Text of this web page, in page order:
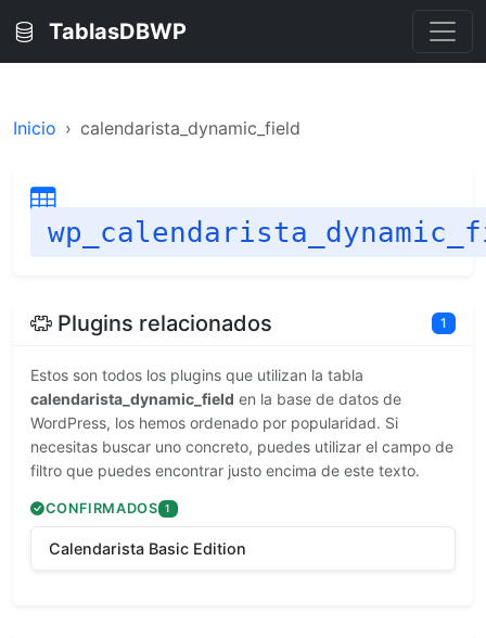
TablasDBWP
Inicio calendarista_dynamic_field
Plugins relacionados 1
Estos son todos los plugins que utilizan la tabla
calendarista_dynamic_field en la base de datos de
WordPress, los hemos ordenado por popularidad. Si
necesitas buscar uno concreto, puedes utilizar el campo de
filtro que puedes encontrar justo encima de este texto.
CONFIRMADOS 1
Calendarista Basic Edition